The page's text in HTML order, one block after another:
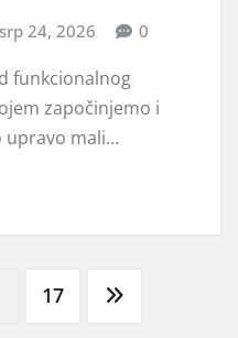
srp 24, 2026 0
funkcionalnog
započinjemo i
upravo mali…
17